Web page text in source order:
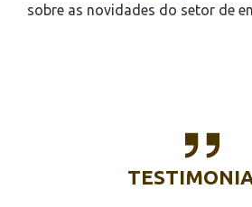
sobre as novidades do setor de